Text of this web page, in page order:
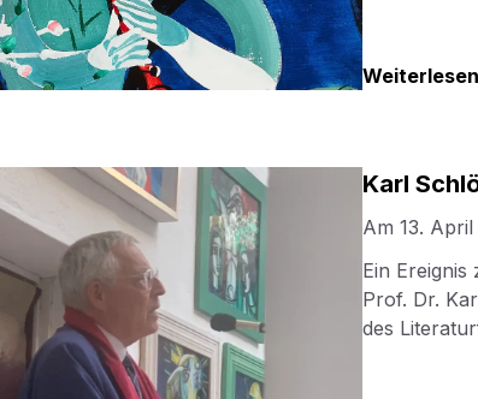
Weiterlesen
Karl
Am 13.
Ein
Prof. Dr.
des